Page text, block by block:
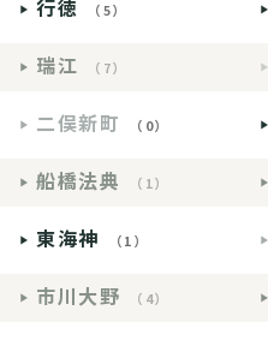
行徳 （5）
瑞江 （7）
二俣新町 （0）
船橋法典 （1）
東海神 （1）
市川大野 （4）